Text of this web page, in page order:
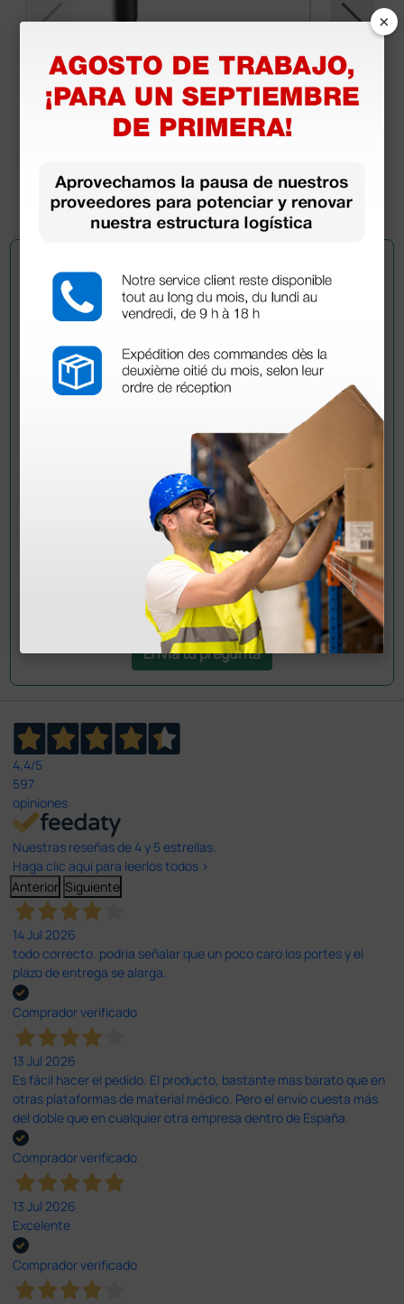
Mango portaluz angular de fibra óptica
1 ud.
Pregúntale a un colega
¿Todavía tienes alguna duda? ¿Necesitas más
Envía ahora mismo tu pregunta a los colegas que ya
han adquirido este producto.
Envía tu pregunta
4,4/5
597
opiniones
Nuestras reseñas de 4 y 5 estrellas.
Haga clic aquí para leerlos todos >
Anterior Siguiente
14 Jul 2026
todo correcto. podria señalar que un poco caro los portes y el
plazo de entrega se alarga.
Comprador verificado
13 Jul 2026
Es fácil hacer el pedido. El producto, bastante mas barato que en
otras plataformas de material médico. Pero el envío cuesta más
del doble que en cualquier otra empresa dentro de España.
Comprador verificado
13 Jul 2026
Excelente
Comprador verificado
×